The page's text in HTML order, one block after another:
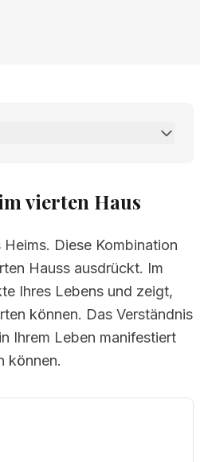
vierten Haus
Diese Kombination
Hauss ausdrückt. Im
Ihres Lebens und zeigt,
können. Das Verständnis
Ihrem Leben manifestiert
können.